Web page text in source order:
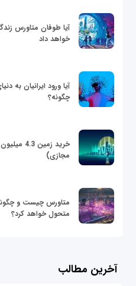
آیا طوفان متاورس
خواهد داد
آیا ورود ایرانیان به
چگونه؟
خرید
مجازی)
متاورس چیست و
متحول خواهد کرد؟
آخرین مطالب